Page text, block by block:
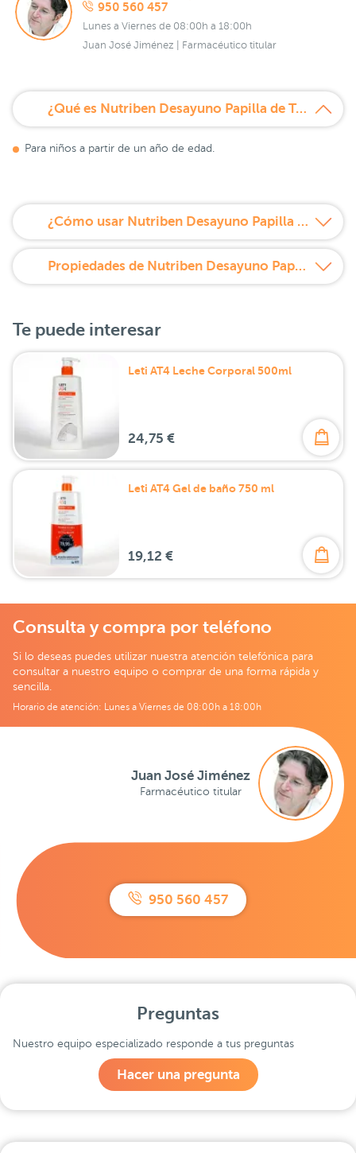
950 560 457
Lunes a Viernes de 08:00h a 18:00h
Juan José Jiménez | Farmacéutico titular
¿Qué es Nutriben Desayuno Papilla de Trigo y Frutas 600 g?
Para niños a partir de un año de edad.
¿Cómo usar Nutriben Desayuno Papilla de Trigo y Frutas 600 g?
Propiedades de Nutriben Desayuno Papilla de Trigo y Frutas 600 g
Te puede interesar
Leti AT4 Leche Corporal 500ml
24,75 €
Leti AT4 Gel de baño 750 ml
19,12 €
Consulta y compra por teléfono
Si lo deseas puedes utilizar nuestra atención telefónica para
consultar a nuestro equipo o comprar de una forma rápida y
sencilla.
Horario de atención: Lunes a Viernes de 08:00h a 18:00h
950 560 457
Juan José Jiménez
Farmacéutico titular
Preguntas
Nuestro equipo especializado responde a tus preguntas
Hacer una pregunta